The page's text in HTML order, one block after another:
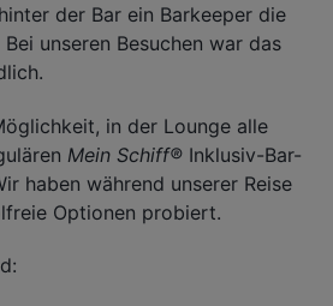
der Bar ein Barkeeper die
unseren Besuchen war das
in der Lounge alle
Mein Schiff® Inklusiv-Bar-
haben während unserer Reise
Optionen probiert.